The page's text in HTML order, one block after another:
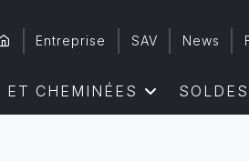
Entreprise SAV News
ET CHEMINÉES SOLDES